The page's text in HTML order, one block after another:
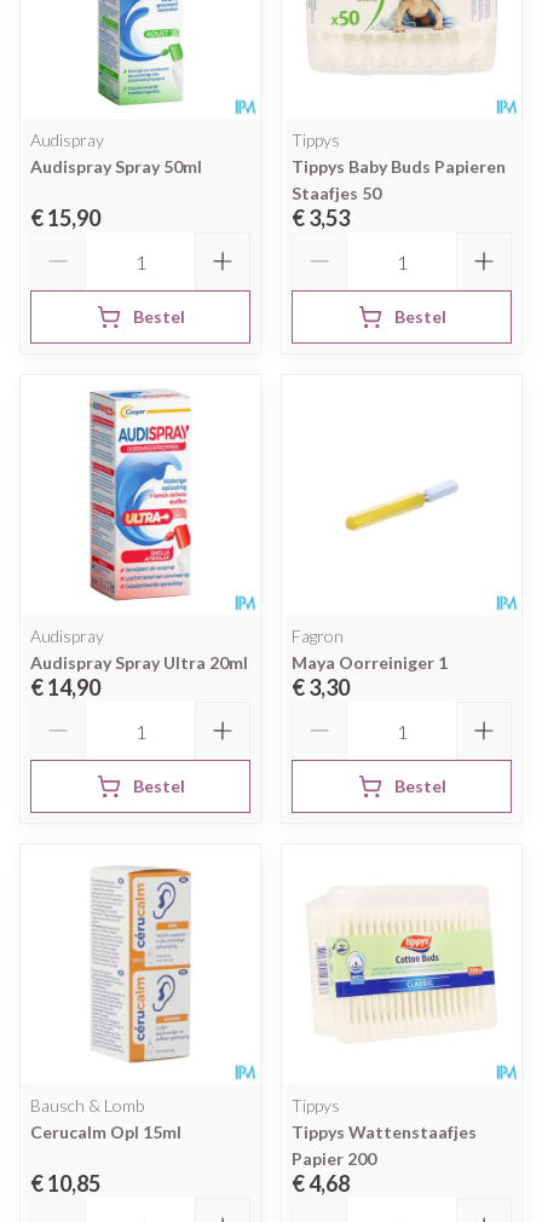
Audispray
Audispray Spray 50ml
€ 15,90
Bestel
Tippys
Tippys Baby Buds Papieren
Staafjes 50
€ 3,53
Bestel
Audispray
Audispray Spray Ultra 20ml
€ 14,90
Bestel
Fagron
Maya Oorreiniger 1
€ 3,30
Bestel
Bausch & Lomb
Cerucalm Opl 15ml
€ 10,85
Tippys
Tippys Wattenstaafjes
Papier 200
€ 4,68